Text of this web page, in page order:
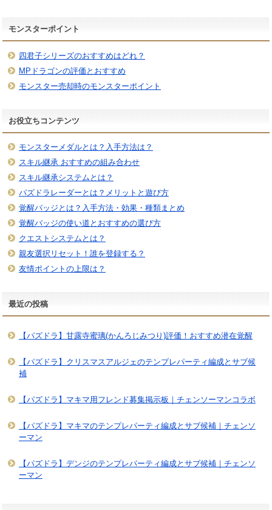
モンスターポイント
四君子シリーズのおすすめはどれ？
MPドラゴンの評価とおすすめ
モンスター売却時のモンスターポイント
お役立ちコンテンツ
モンスターメダルとは？入手方法は？
スキル継承 おすすめの組み合わせ
スキル継承システムとは？
パズドラレーダーとは？メリットと遊び方
覚醒バッジとは？入手方法・効果・種類まとめ
覚醒バッジの使い道とおすすめの選び方
クエストシステムとは？
親友選択リセット！誰を登録する？
友情ポイントの上限は？
最近の投稿
【パズドラ】甘露寺蜜璃(かんろじみつり)評価！おすすめ潜在覚醒
【パズドラ】クリスマスアルジェのテンプレパーティ編成とサブ候
補
【パズドラ】マキマ用フレンド募集掲示板｜チェンソーマンコラボ
【パズドラ】マキマのテンプレパーティ編成とサブ候補｜チェンソ
ーマン
【パズドラ】デンジのテンプレパーティ編成とサブ候補｜チェンソ
ーマン